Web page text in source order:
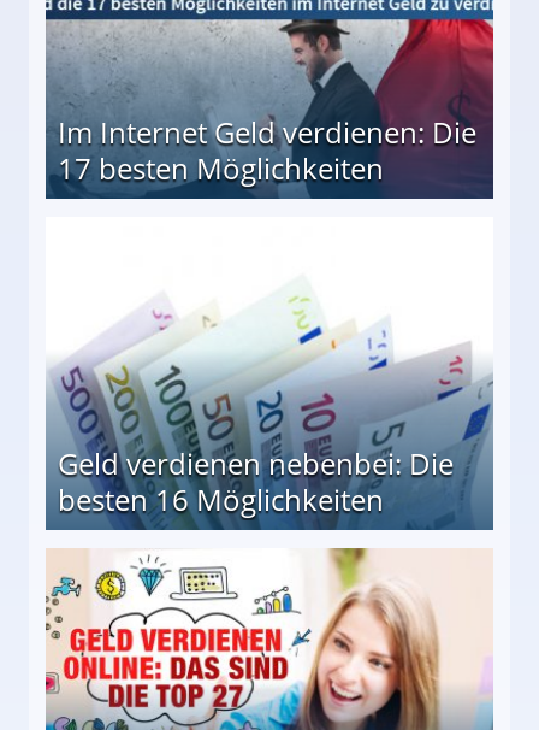
Im Internet Geld verdienen: Die
17 besten Möglichkeiten
Geld verdienen nebenbei: Die
besten 16 Möglichkeiten